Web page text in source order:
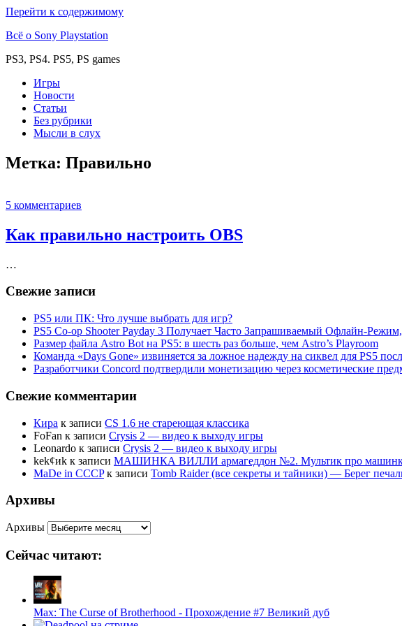
Перейти к содержимому
Всё о Sony Playstation
PS3, PS4. PS5, PS games
Игры
Новости
Статьи
Без рубрики
Мысли в слух
Метка: Правильно
5 комментариев
Как правильно настроить OBS
…
Свежие записи
PS5 или ПК: Что лучше выбрать для игр?
PS5 Co-op Shooter Payday 3 Получает Часто Запрашиваемый Офлайн-
Размер файла Astro Bot на PS5: в шесть раз больше, чем Astro’s Playroom
Команда «Days Gone» извиняется за ложное надежду на сиквел для PS5
Разработчики Concord подтвердили монетизацию через косметические
Свежие комментарии
Кира к записи CS 1.6 не стареющая классика
FoFan к записи Crysis 2 — видео к выходу игры
Leonardo к записи Crysis 2 — видео к выходу игры
kek¢иk к записи МАШИНКА ВИЛЛИ армагеддон №2. Мультик про
MaDe in CCCPк записи Tomb Raider (все секреты и тайники) — Берег
Архивы
Архивы
Сейчас читают:
Max: The Curse of Brotherhood - Прохождение #7 Великий дуб